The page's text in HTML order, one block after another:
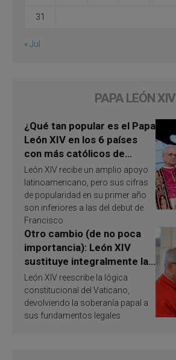
31
« Jul
PAPA LEÓN XIV
¿Qué tan popular es el Papa
León XIV en los 6 países
con más católicos de
América Latina en 2026?
Publican resultados de
investigación
León XIV recibe un amplio apoyo
latinoamericano, pero sus cifras
de popularidad en su primer año
son inferiores a las del debut de
Francisco
Otro cambio (de no poca
importancia): León XIV
sustituye integralmente la
ley vaticana de Papa
Francisco
León XIV reescribe la lógica
constitucional del Vaticano,
devolviendo la soberanía papal a
sus fundamentos legales